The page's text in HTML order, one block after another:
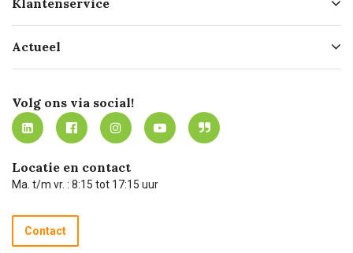
Geschiedenis
Missie
Werken bij Carel Lurvink
MVO
Klantenservice
Bezorgen
Mijn Carel Lurvink
Mijn Carel Lurvink instructievideo's
Carel Lurvink App
Hulp op afstand
Technische dienst
Recycle programma
Betalen
Actueel
Innovation LAB
Tevreden klanten
Carel Lurvink Blog
Carel de podcast
Volg ons via social!
Locatie en contact
Ma. t/m vr. : 8:15 tot 17:15 uur
Contact